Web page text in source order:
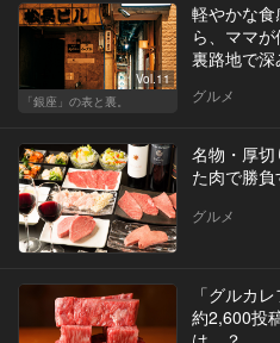
Vol.11
「銀座」の表と裏。
軽やかな食
ら、ママ
裏路地で
グルメ
名物・厚
た肉で勝
グルメ
「グルカ
約2,600投